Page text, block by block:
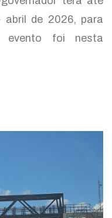
abril de 2026, para
evento foi nesta